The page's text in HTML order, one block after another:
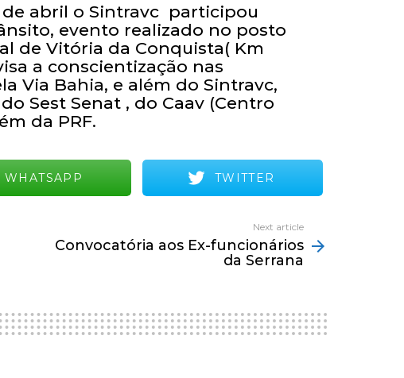
abril o Sintravc participou
evento realizado no posto
de Vitória da Conquista( Km
a conscientização nas
Via Bahia, e além do Sintravc,
Sest Senat , do Caav (Centro
da PRF.
WHATSAPP TWITTER
Next article
Convocatória aos Ex-funcionários
da Serrana